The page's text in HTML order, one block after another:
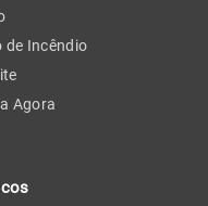
de Incêndio
Agora